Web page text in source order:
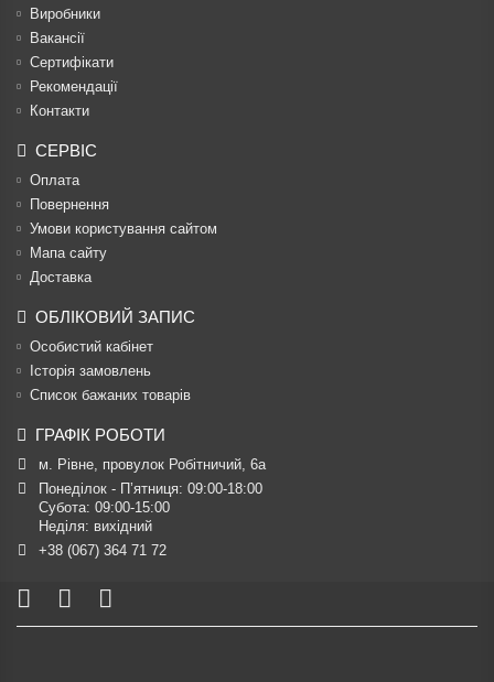
Виробники
Вакансії
Сертифікати
Рекомендації
Контакти
СЕРВІС
Оплата
Повернення
Умови користування сайтом
Мапа сайту
Доставка
ОБЛІКОВИЙ ЗАПИС
Особистий кабінет
Історія замовлень
Список бажаних товарів
ГРАФІК РОБОТИ
м. Рівне, провулок Робітничий, 6а
Понеділок - П’ятниця: 09:00-18:00
Субота: 09:00-15:00
Неділя: вихідний
+38 (067) 364 71 72